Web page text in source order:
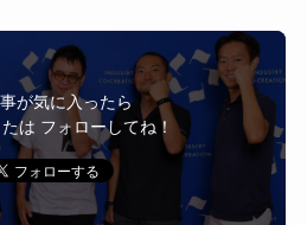
が気に入ったら
は フォローしてね！